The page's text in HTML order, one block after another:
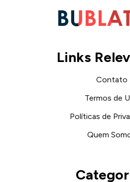
Links
Contato
Termos de
Políticas de
Quem